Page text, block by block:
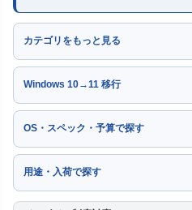
カテゴリをもっと見る
Windows 10→11 移行
OS・スペック・予算で探す
用途・入荷で探す